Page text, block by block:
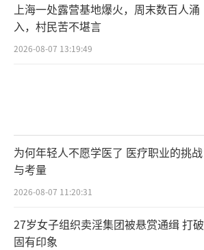
上海一处露营基地爆火，周末数百人涌
入，村民苦不堪言
2026-08-07 13:19:49
为何年轻人不愿学医了 医疗职业的挑战
与考量
2026-08-07 11:20:31
27岁女子组织卖淫集团被悬赏通缉 打破
固有印象